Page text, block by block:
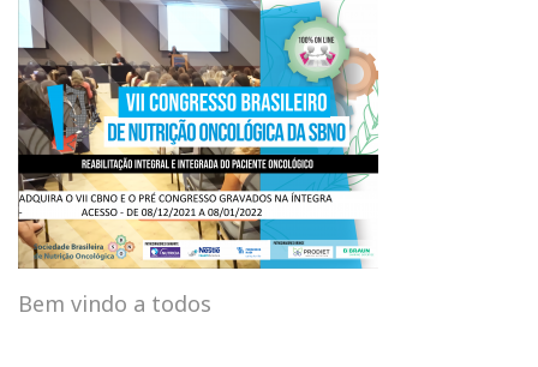
Bem vindo a todos